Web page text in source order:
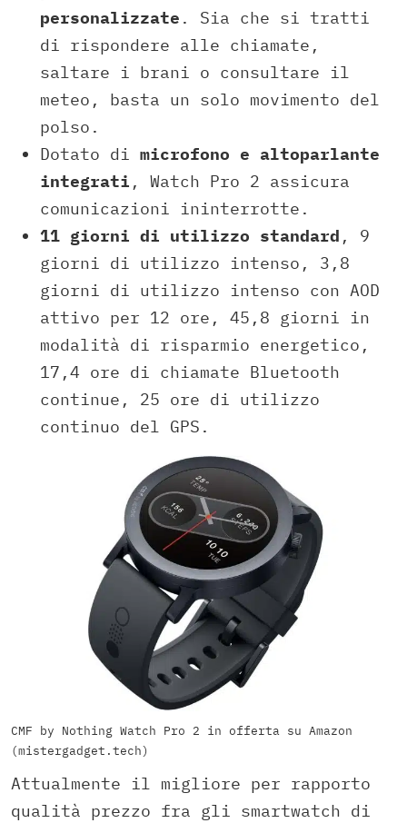
personalizzate . Sia che si tratti
di rispondere alle chiamate,
saltare i brani o consultare il
meteo, basta un solo movimento del
polso.
Dotato di microfono e altoparlante
integrati , Watch Pro 2 assicura
comunicazioni ininterrotte.
11 giorni di utilizzo standard , 9
giorni di utilizzo intenso, 3,8
giorni di utilizzo intenso con AOD
attivo per 12 ore, 45,8 giorni in
modalità di risparmio energetico,
17,4 ore di chiamate Bluetooth
continue, 25 ore di utilizzo
continuo del GPS.
CMF by Nothing Watch Pro 2 in offerta su Amazon
(mistergadget.tech)
Attualmente il migliore per rapporto
qualità prezzo fra gli smartwatch di